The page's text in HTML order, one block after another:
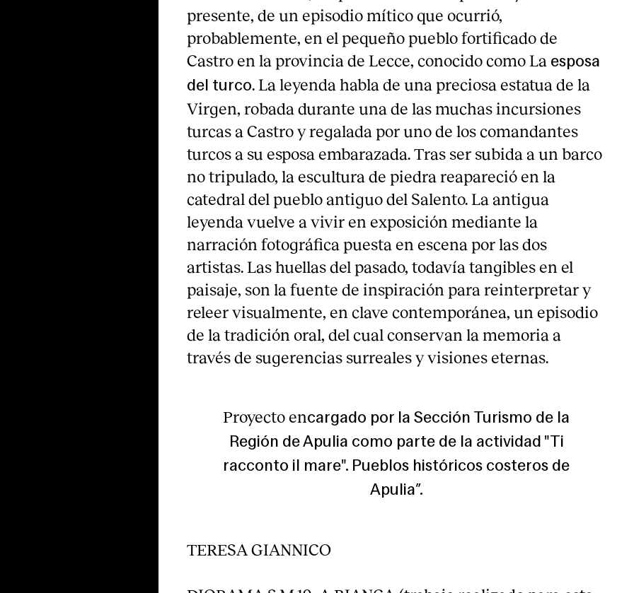
presente, de un episodio mítico que ocurrió,
probablemente, en el pequeño pueblo fortificado de
Castro en la provincia de Lecce, conocido como La esposa
del turco. La leyenda habla de una preciosa estatua de la
Virgen, robada durante una de las muchas incursiones
turcas a Castro y regalada por uno de los comandantes
turcos a su esposa embarazada. Tras ser subida a un barco
no tripulado, la escultura de piedra reapareció en la
catedral del pueblo antiguo del Salento. La antigua
leyenda vuelve a vivir en exposición mediante la
narración fotográfica puesta en escena por las dos
artistas. Las huellas del pasado, todavía tangibles en el
paisaje, son la fuente de inspiración para reinterpretar y
releer visualmente, en clave contemporánea, un episodio
de la tradición oral, del cual conservan la memoria a
través de sugerencias surreales y visiones eternas.
Proyecto encargado por la Sección Turismo de la
Región de Apulia como parte de la actividad "Ti
racconto il mare". Pueblos históricos costeros de
Apulia”.
TERESA GIANNICO